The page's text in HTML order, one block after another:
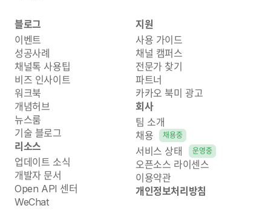
블로그
이벤트
성공사례
채널톡 사용팁
비즈 인사이트
워크북
개념허브
뉴스룸
기술 블로그
리소스
업데이트 소식
개발자 문서
Open API 센터
WeChat
지원
사용 가이드
채널 캠퍼스
전문가 찾기
파트너
카카오 북미 광고
회사
팀 소개
채용
채용중
서비스 상태 운영중
오픈소스 라이센스
이용약관
개인정보처리방침